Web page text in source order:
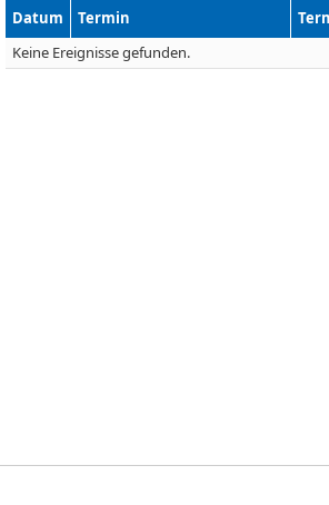
Datum Termin
Keine Ereignisse gefunden.